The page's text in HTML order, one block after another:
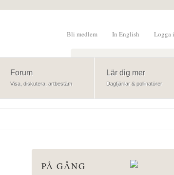
Logga
In English
Bli medlem
Sökformulär
Forum
Visa, diskutera, artbestäm
Lär dig mer
Dagfjärilar & pollinatörer
PÅ GÅNG